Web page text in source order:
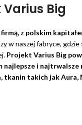
Varius Big
z polskim
w naszej fabryce,
Projekt Varius Big
najlepsze i
tkanin takich jak Aura,